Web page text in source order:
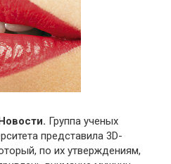
Группа ученых
представила 3D-
по их утверждениям,